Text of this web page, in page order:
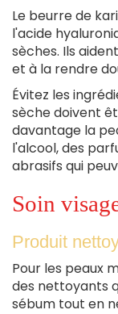
Le beurre de
l'acide
sèches. Ils
et à la rendre
Évitez les
sèche doivent
davantage la
l'alcool, des
abrasifs qui
Soin
Produit
Pour les peaux
des nettoyants
sébum tout en